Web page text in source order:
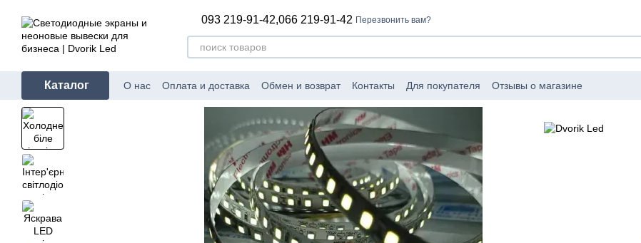
093 219-91-42,066 219-91-42 Перезвонить вам?
Каталог О нас Оплата и доставка Обмен и возврат Контакты Для покупателя
Отзывы о магазине